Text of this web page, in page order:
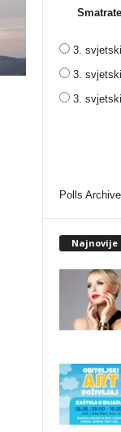
3.
3.
3.
Polls Archive
Najnovije